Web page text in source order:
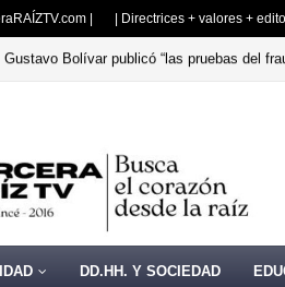
| | Directrices + valores +
Gustavo Bolívar publicó “las pruebas del
DD.HH. Y SOCIEDAD